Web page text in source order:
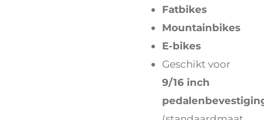
Fatbikes
Mountainbikes
E-bikes
Geschikt voor
9/16 inch